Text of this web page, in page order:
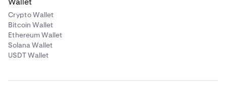
Crypto Wallet
Bitcoin Wallet
Ethereum Wallet
Solana Wallet
USDT Wallet